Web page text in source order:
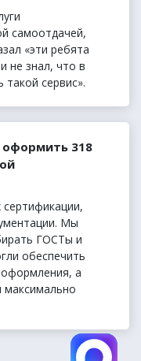
самоотдачей,
«эти ребята
не знал, что в
сервис».
318
Мы
ГОСТы и
обеспечить
а
максимально